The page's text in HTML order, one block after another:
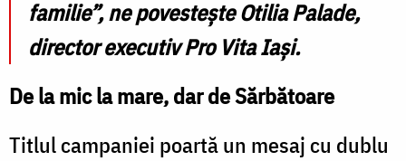
familie”,ne povesteșteOtilia Palade,
director executiv Pro Vita Iași.
De la mic la mare, dar de Sărbătoare
Titlul campaniei poartă un mesaj cu dublu